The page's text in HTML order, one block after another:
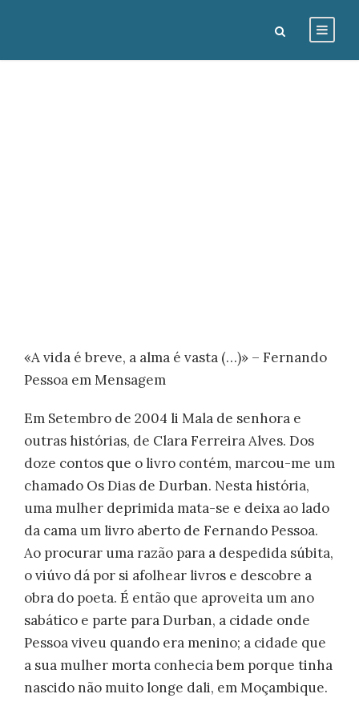
«A vida é breve, a alma é vasta (…)» – Fernando
Pessoa em Mensagem
Em Setembro de 2004 li Mala de senhora e
outras histórias, de Clara Ferreira Alves. Dos
doze contos que o livro contém, marcou-me um
chamado Os Dias de Durban. Nesta história,
uma mulher deprimida mata-se e deixa ao lado
da cama um livro aberto de Fernando Pessoa.
Ao procurar uma razão para a despedida súbita,
o viúvo dá por si afolhear livros e descobre a
obra do poeta. É então que aproveita um ano
sabático e parte para Durban, a cidade onde
Pessoa viveu quando era menino; a cidade que
a sua mulher morta conhecia bem porque tinha
nascido não muito longe dali, em Moçambique.